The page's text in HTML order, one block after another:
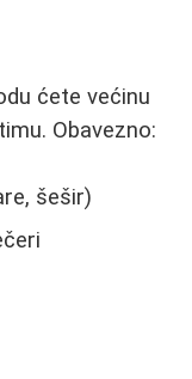
ćete većinu
Obavezno:
šešir)